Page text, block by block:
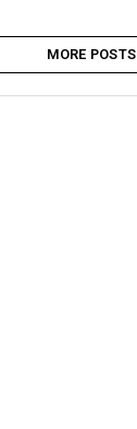
MORE POSTS